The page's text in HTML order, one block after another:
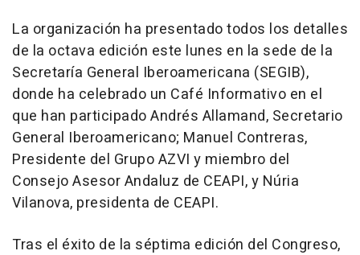
La organización ha presentado todos los detalles
de la octava edición este lunes en la sede de la
Secretaría General Iberoamericana (SEGIB),
donde ha celebrado un Café Informativo en el
que han participado Andrés Allamand, Secretario
General Iberoamericano; Manuel Contreras,
Presidente del Grupo AZVI y miembro del
Consejo Asesor Andaluz de CEAPI, y Núria
Vilanova, presidenta de CEAPI.
Tras el éxito de la séptima edición del Congreso,